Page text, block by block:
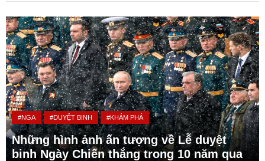
#NGA #DUYỆT BINH #KHÁM PHÁ
Những hình ảnh ấn tượng về Lễ duyệt
binh Ngày Chiến thắng trong 10 năm qua